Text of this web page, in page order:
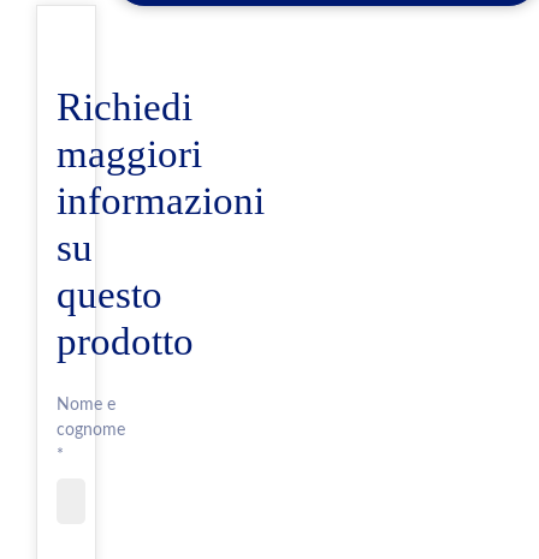
Richiedi
maggiori
informazioni
su
questo
prodotto
Nome e
cognome
*